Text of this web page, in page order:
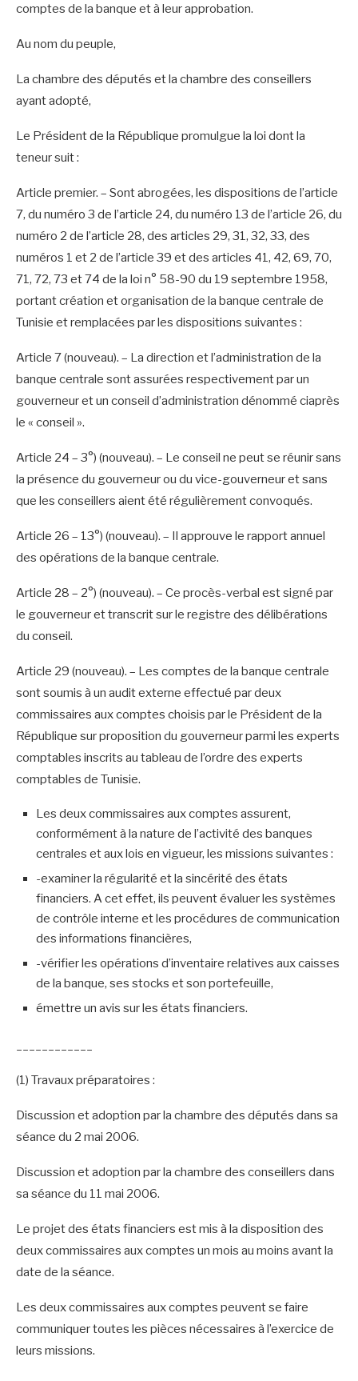
comptes de la banque et à leur approbation.
Au nom du peuple,
La chambre des députés et la chambre des conseillers
ayant adopté,
Le Président de la République promulgue la loi dont la
teneur suit :
Article premier. – Sont abrogées, les dispositions de l’article
7, du numéro 3 de l’article 24, du numéro 13 de l’article 26, du
numéro 2 de l’article 28, des articles 29, 31, 32, 33, des
numéros 1 et 2 de l’article 39 et des articles 41, 42, 69, 70,
71, 72, 73 et 74 de la loi n° 58-90 du 19 septembre 1958,
portant création et organisation de la banque centrale de
Tunisie et remplacées par les dispositions suivantes :
Article 7 (nouveau). – La direction et l’administration de la
banque centrale sont assurées respectivement par un
gouverneur et un conseil d’administration dénommé ciaprès
le « conseil ».
Article 24 – 3°) (nouveau). – Le conseil ne peut se réunir sans
la présence du gouverneur ou du vice-gouverneur et sans
que les conseillers aient été régulièrement convoqués.
Article 26 – 13°) (nouveau). – Il approuve le rapport annuel
des opérations de la banque centrale.
Article 28 – 2°) (nouveau). – Ce procès-verbal est signé par
le gouverneur et transcrit sur le registre des délibérations
du conseil.
Article 29 (nouveau). – Les comptes de la banque centrale
sont soumis à un audit externe effectué par deux
commissaires aux comptes choisis par le Président de la
République sur proposition du gouverneur parmi les experts
comptables inscrits au tableau de l’ordre des experts
comptables de Tunisie.
Les deux commissaires aux comptes assurent,
conformément à la nature de l’activité des banques
centrales et aux lois en vigueur, les missions suivantes :
-examiner la régularité et la sincérité des états
financiers. A cet effet, ils peuvent évaluer les systèmes
de contrôle interne et les procédures de communication
des informations financières,
-vérifier les opérations d’inventaire relatives aux caisses
de la banque, ses stocks et son portefeuille,
émettre un avis sur les états financiers.
(1) Travaux préparatoires :
Discussion et adoption par la chambre des députés dans sa
séance du 2 mai 2006.
Discussion et adoption par la chambre des conseillers dans
sa séance du 11 mai 2006.
Le projet des états financiers est mis à la disposition des
deux commissaires aux comptes un mois au moins avant la
date de la séance.
Les deux commissaires aux comptes peuvent se faire
communiquer toutes les pièces nécessaires à l’exercice de
leurs missions.